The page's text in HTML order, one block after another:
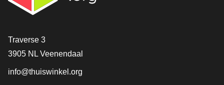
Contact
Traverse 3
3905 NL Veenendaal
info@thuiswinkel.org